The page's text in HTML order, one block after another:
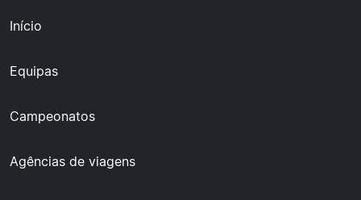
Início
Equipas
Campeonatos
Agências de viagens